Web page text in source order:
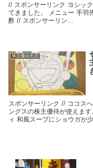
// スポンサーリンク ヨシッ
てきました。 メニュー 手羽
酢 // スポンサーリン...
株主優待生活
スポンサーリンク // ココス
ングスの株主優待が使えま
ィ 和風スープにショウガが